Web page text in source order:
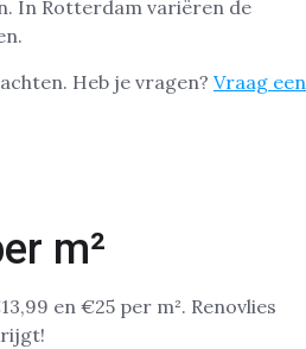
In Rotterdam variëren de
Heb je vragen? Vraag een
m²
en €25 per m². Renovlies